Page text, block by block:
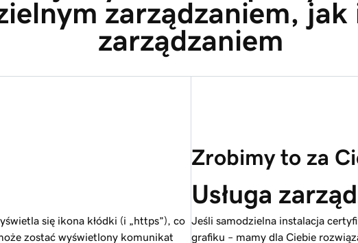
zarządzaniem, jak
zarządzaniem
się ikona kłódki (i „https”), co
zostać wyświetlony komunikat
Zrobimy to za
Usługa
Jeśli samodzielna instalacja
grafiku – mamy dla Ciebie